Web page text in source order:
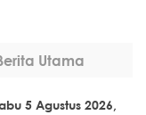
Utama
5 Agustus 2026,